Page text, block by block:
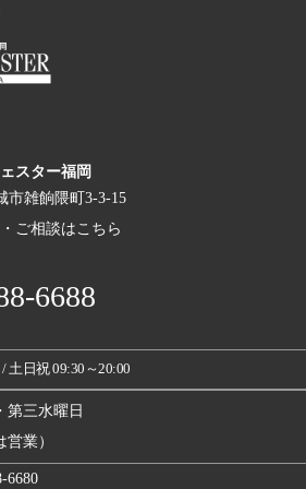
スター福岡
市雑餉隈町3-3-15
ご相談はこちら
6688
土日祝 09:30～20:00
第三水曜日
営業）
6680